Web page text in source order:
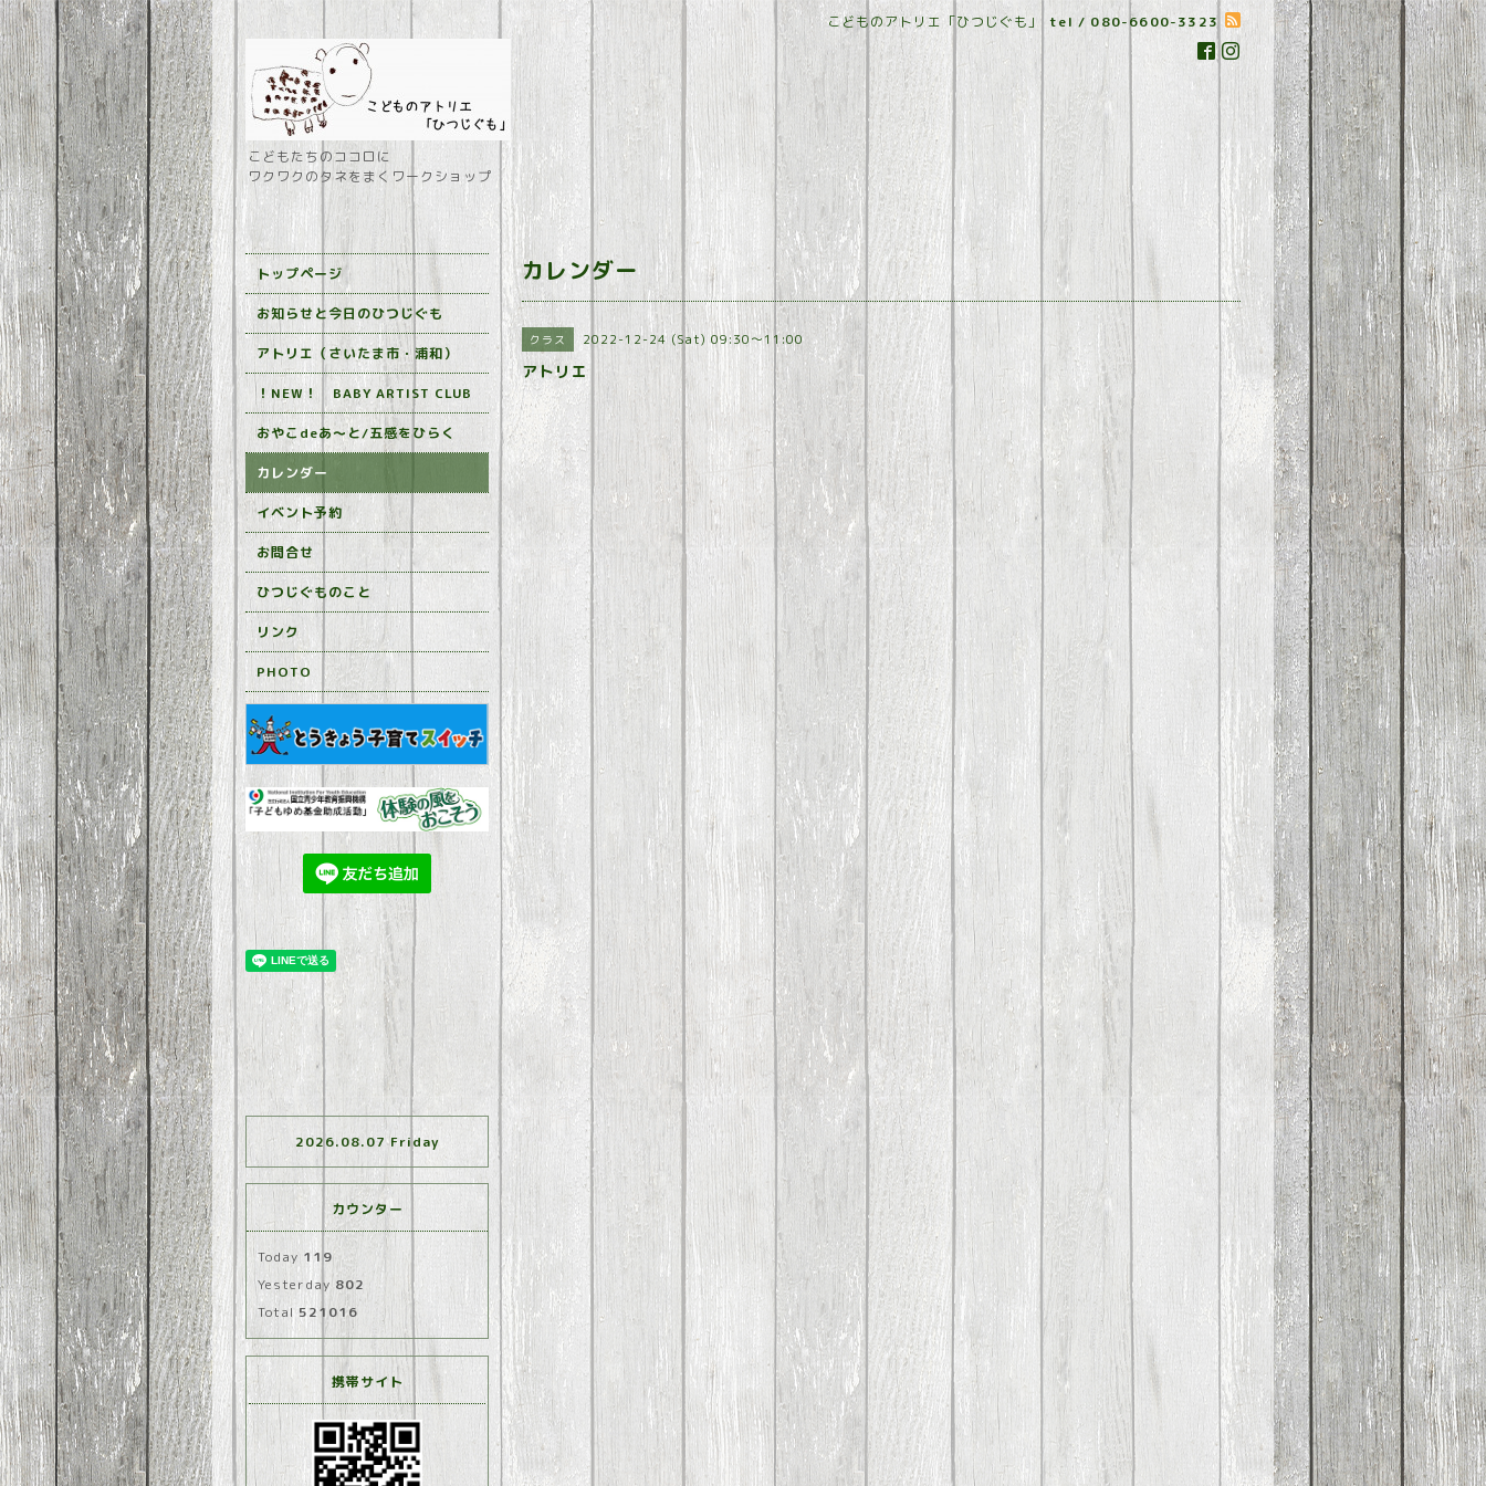
こどものアトリエ「ひつじぐも」 tel / 080-6600-3323
こどもたちのココロに
ワクワクのタネをまくワークショップ
カレンダー
クラス 2022-12-24 (Sat) 09:30～11:00
アトリエ
トップページ
お知らせと今日のひつじぐも
アトリエ（さいたま市・浦和）
！NEW！ BABY ARTIST CLUB
おやこdeあ～と/五感をひらく
カレンダー
イベント予約
お問合せ
ひつじぐものこと
リンク
PHOTO
2026.08.07 Friday
カウンター
Today 119
Yesterday 802
Total 521016
携帯サイト